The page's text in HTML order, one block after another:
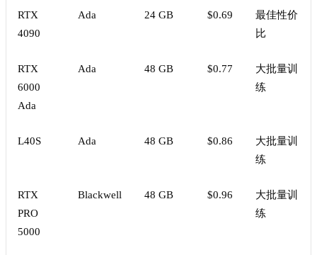
RTX
4090
Ada 24 GB $0.69
最佳性价
比
RTX
6000
Ada
Ada 48 GB $0.77
大批量训
练
L40S Ada 48 GB $0.86
大批量训
练
RTX
PRO
5000
Blackwell 48 GB $0.96
大批量训
练